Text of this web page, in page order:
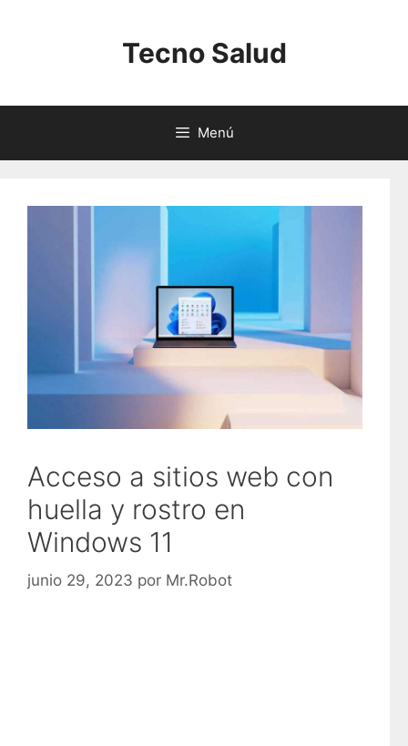
Tecno Salud
Menú
Acceso a sitios web con
huella y rostro en
Windows 11
junio 29, 2023 por Mr.Robot